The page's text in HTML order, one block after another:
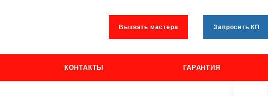
Вызвать мастера Запросить КП
КОНТАКТЫ ГАРАНТИЯ